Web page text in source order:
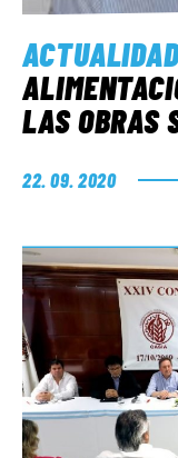
LAS OBRAS
22. 09. 2020